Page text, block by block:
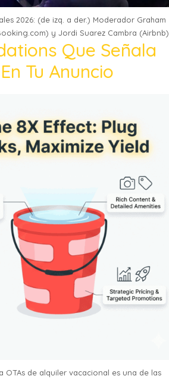
2026: (de izq. a der.) Moderador Graham
y Jordi Suarez Cambra (Airbnb).
Que Señala
Tu Anuncio
de alquiler vacacional es una de las